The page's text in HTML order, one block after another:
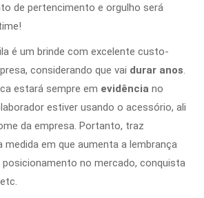
de pertencimento e orgulho será
é um brinde com excelente custo-
considerando que vai durar anos
estará sempre em evidência no
estiver usando o acessório, ali
da empresa. Portanto, traz
medida em que aumenta a lembrança
no mercado, conquista